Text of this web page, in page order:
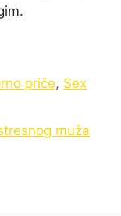
priče, Sex
muža